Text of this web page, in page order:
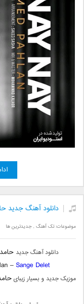
دانلود آهنگ جدید
موضوعات:تک آهنگ ,جدیدترین ها
دانلود آهنگ جدید
–Sange Delet
موزیک جدید و بسیار زیبای